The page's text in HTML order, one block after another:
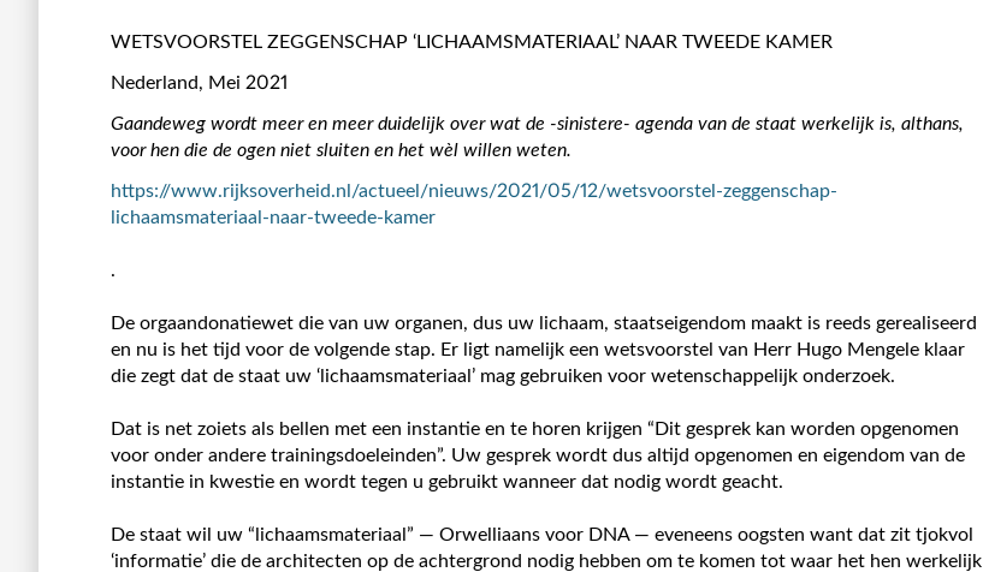
WETSVOORSTEL ZEGGENSCHAP ‘LICHAAMSMATERIAAL’ NAAR TWEEDE KAMER
Nederland, Mei 2021
Gaandeweg wordt meer en meer duidelijk over wat de -sinistere- agenda van de staat werkelijk is, althans,
voor hen die de ogen niet sluiten en het wèl willen weten.
https://www.rijksoverheid.nl/actueel/nieuws/2021/05/12/wetsvoorstel-zeggenschap-
lichaamsmateriaal-naar-tweede-kamer
.
De orgaandonatiewet die van uw organen, dus uw lichaam, staatseigendom maakt is reeds gerealiseerd
en nu is het tijd voor de volgende stap. Er ligt namelijk een wetsvoorstel van Herr Hugo Mengele klaar
die zegt dat de staat uw ‘lichaamsmateriaal’ mag gebruiken voor wetenschappelijk onderzoek.
Dat is net zoiets als bellen met een instantie en te horen krijgen “Dit gesprek kan worden opgenomen
voor onder andere trainingsdoeleinden”. Uw gesprek wordt dus altijd opgenomen en eigendom van de
instantie in kwestie en wordt tegen u gebruikt wanneer dat nodig wordt geacht.
De staat wil uw “lichaamsmateriaal” — Orwelliaans voor DNA — eveneens oogsten want dat zit tjokvol
‘informatie’ die de architecten op de achtergrond nodig hebben om te komen tot waar het hen werkelijk